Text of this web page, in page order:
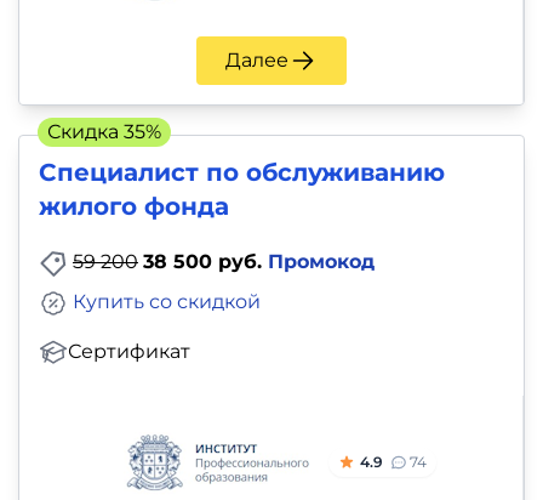
Далее
Специалист по обслуживанию
жилого фонда
59 200 38 500 руб. Промокод
Сертификат
Купить со скидкой
4.9 74
Скидка 35%